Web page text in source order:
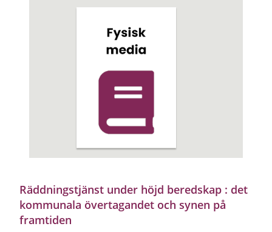
Räddningstjänst under höjd beredskap : det
kommunala övertagandet och synen på
framtiden